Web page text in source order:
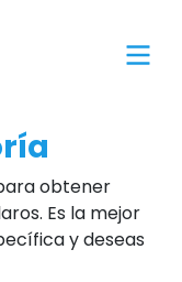
obtener
Es la mejor
y deseas